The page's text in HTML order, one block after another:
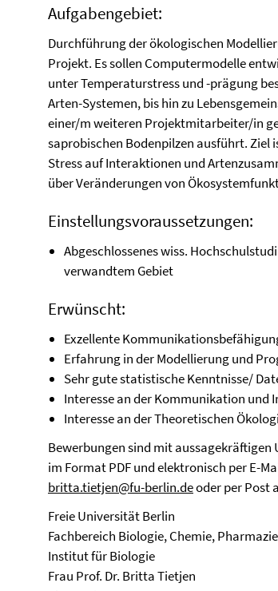
Aufgabengebiet:
Durchführung der ökologischen
Projekt. Es sollen Computermodelle
unter Temperaturstress und -prägung
Arten-Systemen, bis hin zu
einer/m weiteren Projektmitarbeiter/in
saprobischen Bodenpilzen ausführt. Ziel
Stress auf Interaktionen und
über Veränderungen von
Einstellungsvoraussetzungen:
Abgeschlossenes wiss.
verwandtem Gebiet
Erwünscht:
Exzellente
Erfahrung in der Modellierung und
Sehr gute statistische Kenntnisse/
Interesse an der Kommunikation und
Interesse an der Theoretischen
Bewerbungen sind mit aussagekräftigen
im Format PDF und elektronisch per E-
britta.tietjen@fu-berlin.deoder per Post
Freie Universität Berlin
Fachbereich Biologie, Chemie, Pharmazie
Institut für Biologie
Frau Prof. Dr. Britta Tietjen